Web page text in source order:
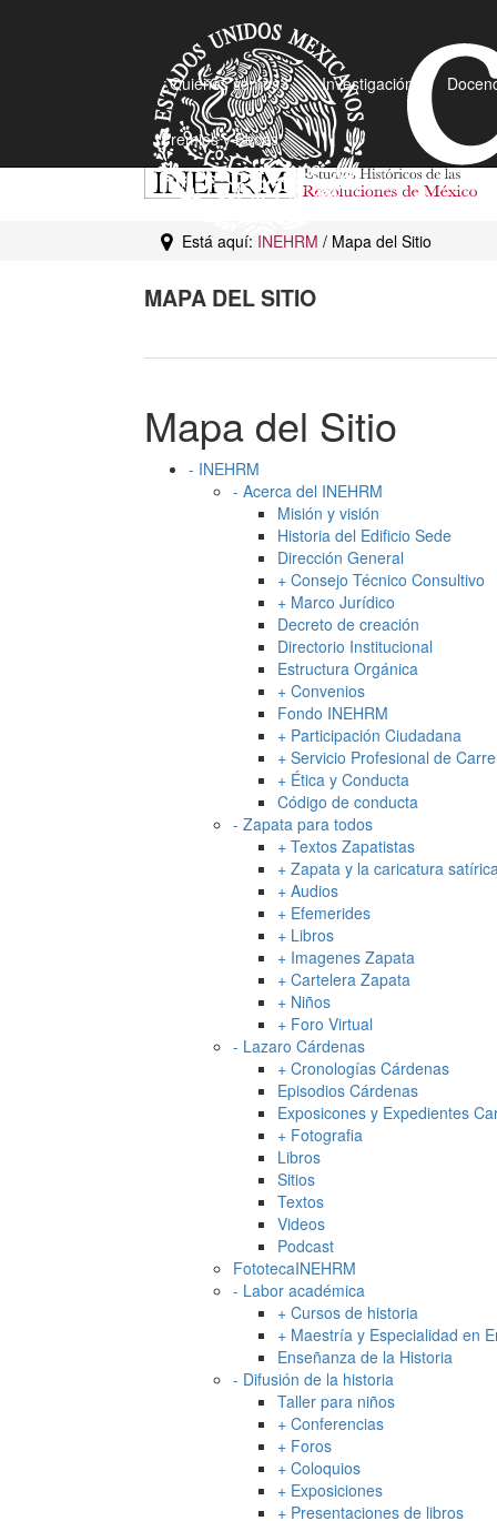
¿Quiénes somos? Investigación
Premios y Becas
Está aquí: INEHRM / Mapa del Sitio
MAPA DEL SITIO
Mapa del Sitio
- INEHRM
- Acerca del INEHRM
Misión y visión
Historia del Edificio Sede
Dirección General
+ Consejo Técnico Consultivo
+ Marco Jurídico
Decreto de creación
Directorio Institucional
Estructura Orgánica
+ Convenios
Fondo INEHRM
+ Participación Ciudadana
+ Servicio Profesional de
+ Ética y Conducta
Código de conducta
- Zapata para todos
+ Textos Zapatistas
+ Zapata y la caricatura
+ Audios
+ Efemerides
+ Libros
+ Imagenes Zapata
+ Cartelera Zapata
+ Niños
+ Foro Virtual
- Lazaro Cárdenas
+ Cronologías Cárdenas
Episodios Cárdenas
Exposicones y Expedientes
+ Fotografia
Libros
Sitios
Textos
Videos
Podcast
FototecaINEHRM
- Labor académica
+ Cursos de historia
+ Maestría y Especialidad en
Enseñanza de la Historia
- Difusión de la historia
Taller para niños
+ Conferencias
+ Foros
+ Coloquios
+ Exposiciones
+ Presentaciones de libros